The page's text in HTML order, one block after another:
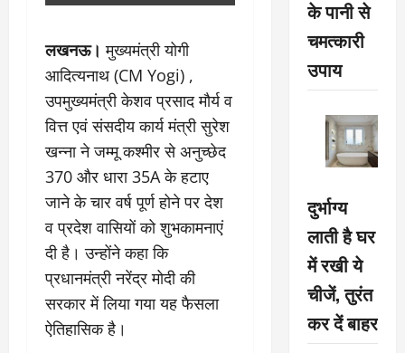
लखनऊ। मुख्यमंत्री योगी
आदित्यनाथ (CM Yogi) ,
उपमुख्यमंत्री केशव प्रसाद मौर्य व
वित्त एवं संसदीय कार्य मंत्री सुरेश
खन्ना ने जम्मू कश्मीर से अनुच्छेद
370 और धारा 35A के हटाए
जाने के चार वर्ष पूर्ण होने पर देश
व प्रदेश वासियों को शुभकामनाएं
दी है। उन्होंने कहा कि
प्रधानमंत्री नरेंद्र मोदी की
सरकार में लिया गया यह फैसला
ऐतिहासिक है।
के पानी से
चमत्कारी
उपाय
दुर्भाग्य
लाती है घर
में रखी ये
चीजें, तुरंत
कर दें बाहर